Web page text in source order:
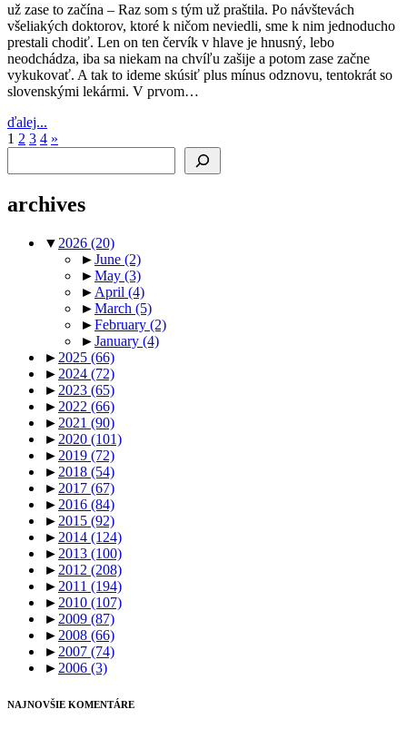
už zase to začína – Raz som s tým už praštila. Po návštevách
všeliakých doktorov, ktoré k ničom neviedli, sme k nim jednoducho
prestali chodiť. Len on ten červík v hlave je hnusný, lebo
neodchádza, iba sa niekam na chvíľu zašije a potom zase začne
vykukovať. A tak to ideme skúsiť plus mínus odznovu, tentokrát so
slovenskými lekármi. V prvom…
ďalej...
Posts
1 2 3 4 Next
»
archives
▼ 2026 (20)
►June (2)
►May (3)
► April (4)
►March (5)
►February (2)
►January (4)
► 2025 (66)
► 2024 (72)
► 2023 (65)
► 2022 (66)
► 2021 (90)
► 2020 (101)
► 2019 (72)
► 2018 (54)
► 2017 (67)
► 2016 (84)
► 2015 (92)
► 2014 (124)
► 2013 (100)
► 2012 (208)
► 2011 (194)
► 2010 (107)
► 2009 (87)
► 2008 (66)
► 2007 (74)
► 2006 (3)
NAJNOVŠIE KOMENTÁRE